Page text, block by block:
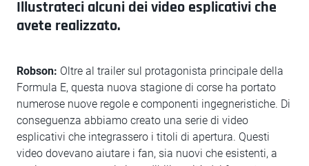
Illustrateci alcuni dei video esplicativi che
avete realizzato.
Robson: Oltre al trailer sul protagonista principale della
Formula E, questa nuova stagione di corse ha portato
numerose nuove regole e componenti ingegneristiche. Di
conseguenza abbiamo creato una serie di video
esplicativi che integrassero i titoli di apertura. Questi
video dovevano aiutare i fan, sia nuovi che esistenti, a